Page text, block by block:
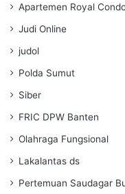
Apartemen Royal
Judi Online
judol
Polda Sumut
Siber
FRIC DPW Banten
Olahraga Fungsional
Lakalantas ds
Pertemuan Saudagar